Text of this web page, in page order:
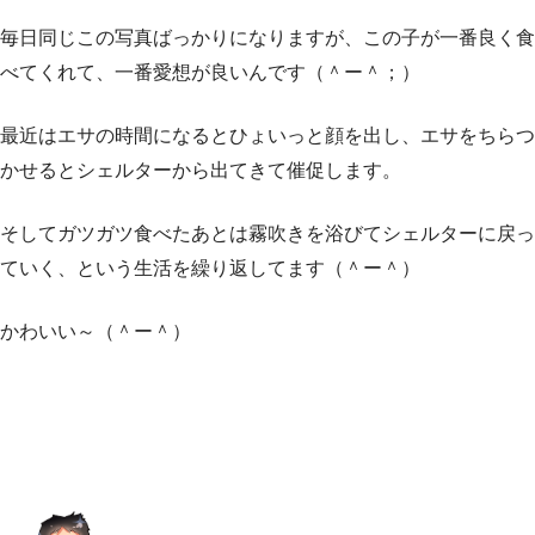
毎日同じこの写真ばっかりになりますが、この子が一番良く食
べてくれて、一番愛想が良いんです（＾ー＾；）
最近はエサの時間になるとひょいっと顔を出し、エサをちらつ
かせるとシェルターから出てきて催促します。
そしてガツガツ食べたあとは霧吹きを浴びてシェルターに戻っ
ていく、という生活を繰り返してます（＾ー＾）
かわいい～（＾ー＾）